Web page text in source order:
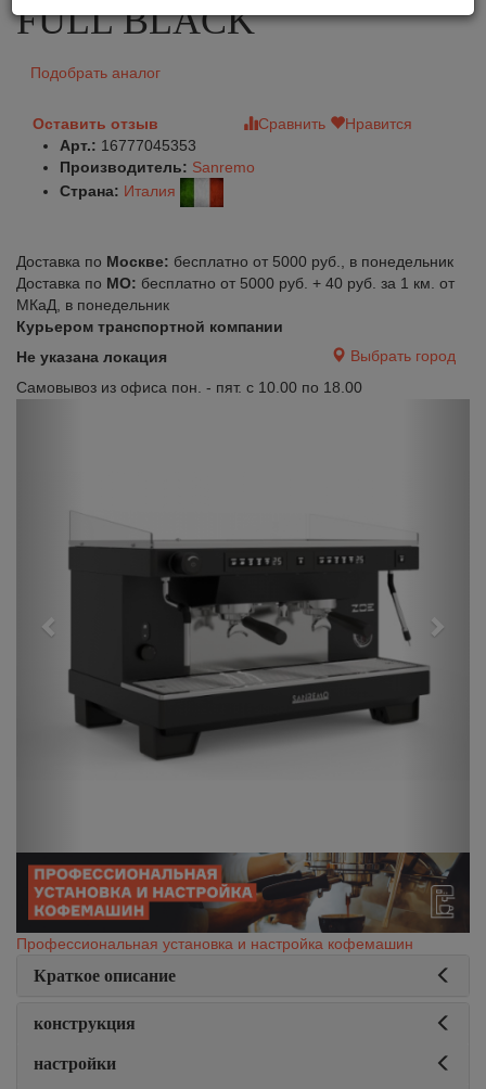
FULL BLACK
Подобрать аналог
Оставить отзыв Сравнить
Нравится
Арт.: 16777045353
Производитель: Sanremo
Страна: Италия
Доставка по Москве: бесплатно от 5000 руб., в понедельник
Доставка по МО: бесплатно от 5000 руб. + 40 руб. за 1 км. от
МКаД, в понедельник
Курьером транспортной компании
Не указана локация
Выбрать город
Самовывоз из офиса пон. - пят. с 10.00 по 18.00
Профессиональная установка и настройка кофемашин
Краткое описание
конструкция
настройки